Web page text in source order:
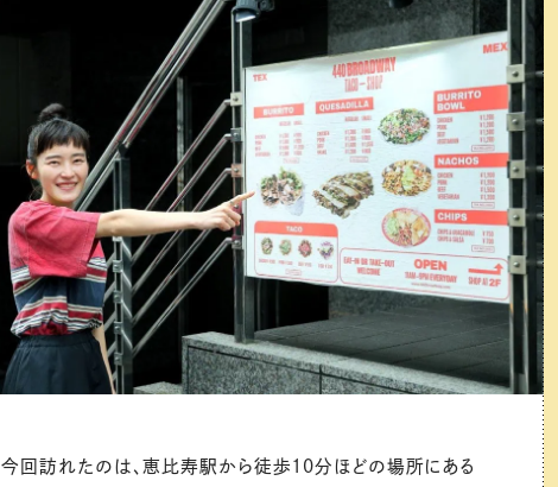
今回訪れたのは、恵比寿駅から徒歩10分ほどの場所にある